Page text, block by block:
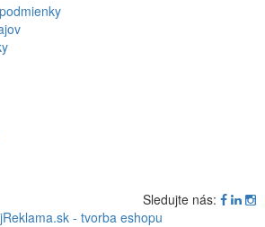
Sledujte nás:
- tvorba eshopu